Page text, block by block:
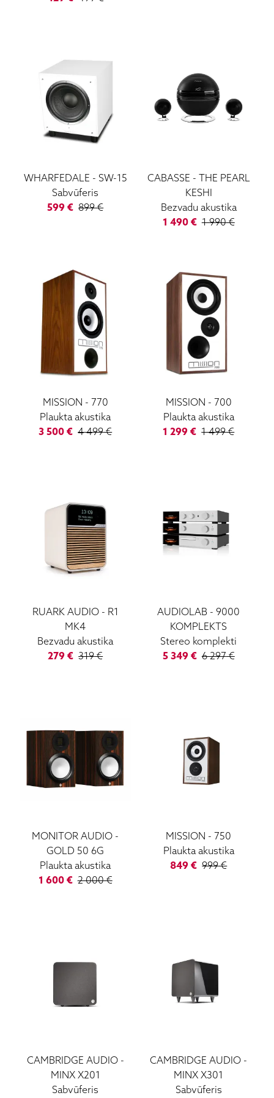
WHARFEDALE - SW-15
Sabvūferis
599 € 899€
CABASSE - THE PEARL
KESHI
Bezvadu akustika
1 490€ 1 990€
MISSION - 770
Plaukta akustika
3 500 € 4 499€
MISSION - 700
Plaukta akustika
1 299 € 1 499€
RUARK AUDIO- R1
MK4
Bezvadu akustika
279 € 319€
AUDIOLAB -9000
KOMPLEKTS
Stereo komplekti
5 349€ 6 297€
MONITOR AUDIO -
GOLD 50 6G
Plaukta akustika
1 600€ 2 000€
MISSION -750
Plaukta akustika
849 € 999€
CAMBRIDGE AUDIO-
MINX X201
Sabvūferis
CAMBRIDGE AUDIO -
MINX X301
Sabvūferis